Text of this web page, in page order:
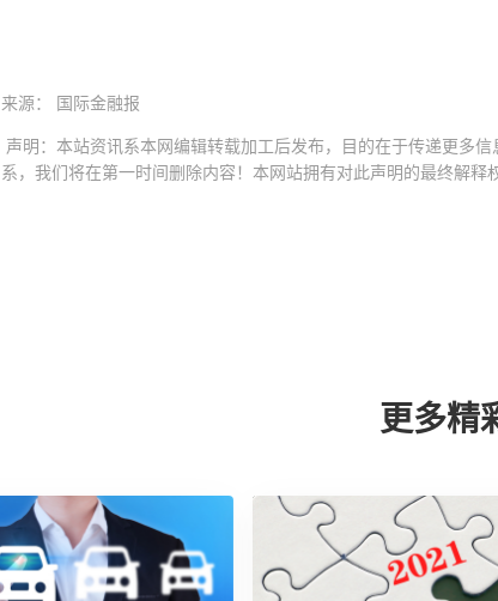
来源： 国际金融报
声明：本站资讯系本网编辑转载加工后发布，目的在于传递更多
系，我们将在第一时间删除内容！本网站拥有对此声明的最终解释权
更多精